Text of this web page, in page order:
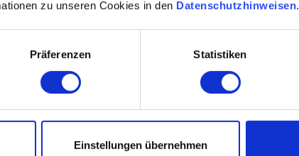
zu unseren Cookies in den Datenschutzhinweisen.
Präferenzen Statistiken
Einstellungen übernehmen